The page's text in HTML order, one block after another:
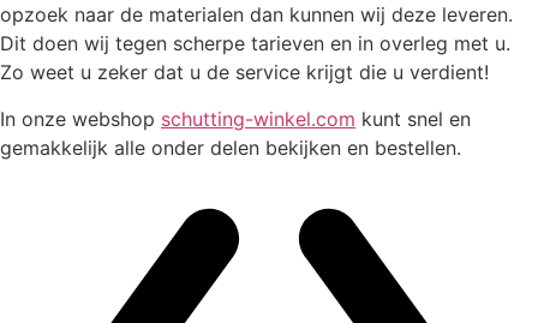
opzoek naar de materialen dan kunnen wij deze leveren.
Dit doen wij tegen scherpe tarieven en in overleg met u.
Zo weet u zeker dat u de service krijgt die u verdient!
In onze webshop schutting-winkel.com kunt snel en
gemakkelijk alle onder delen bekijken en bestellen.